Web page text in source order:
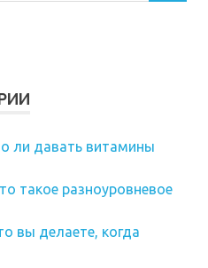
ли давать витамины
такое разноуровневое
вы делаете, когда